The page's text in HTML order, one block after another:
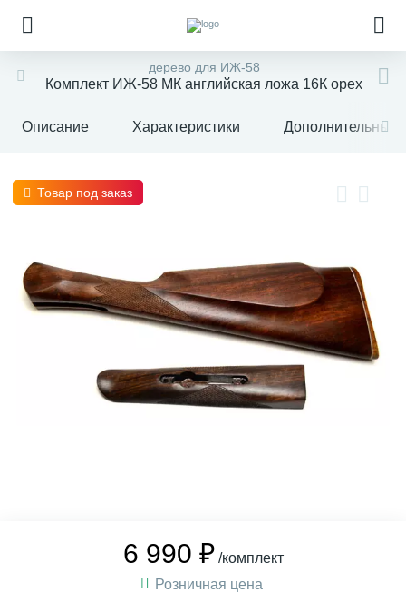
дерево для ИЖ-58
Комплект ИЖ-58 МК английская ложа 16К орех
Описание Характеристики Дополнительные
Товар под заказ
6 990 ₽ /комплект
Розничная цена